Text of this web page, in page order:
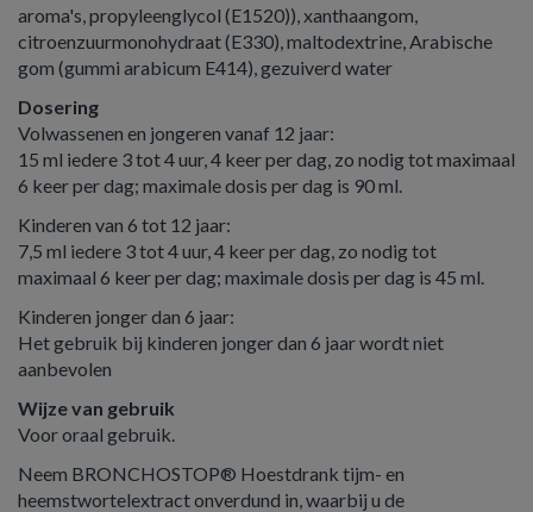
aroma's, propyleenglycol (E1520)), xanthaangom,
citroenzuurmonohydraat (E330), maltodextrine, Arabische
gom (gummi arabicum E414), gezuiverd water
Dosering
Volwassenen en jongeren vanaf 12 jaar:
15 ml iedere 3 tot 4 uur, 4 keer per dag, zo nodig tot maximaal
6 keer per dag; maximale dosis per dag is 90 ml.
Kinderen van 6 tot 12 jaar:
7,5 ml iedere 3 tot 4 uur, 4 keer per dag, zo nodig tot
maximaal 6 keer per dag; maximale dosis per dag is 45 ml.
Kinderen jonger dan 6 jaar:
Het gebruik bij kinderen jonger dan 6 jaar wordt niet
aanbevolen
Wijze van gebruik
Voor oraal gebruik.
Neem BRONCHOSTOP® Hoestdrank tijm- en
heemstwortelextract onverdund in, waarbij u de